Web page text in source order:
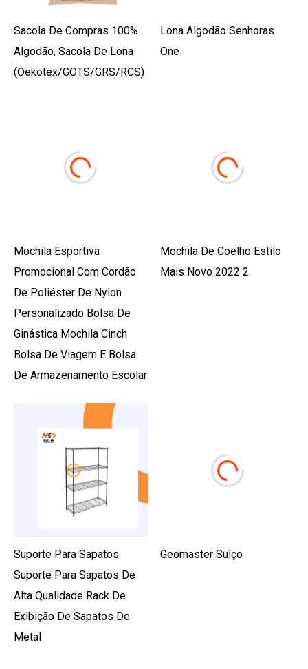
Sacola De Compras 100%
Algodão, Sacola De Lona
(oekotex/GOTS/GRS/RCS)
Lona Algodão Senhoras
One
Mochila Esportiva
Promocional Com Cordão
De Poliéster De Nylon
Personalizado Bolsa De
Ginástica Mochila Cinch
Bolsa De Viagem E Bolsa
De Armazenamento Escolar
Mochila De Coelho Estilo
Mais Novo 2022 2
Suporte Para Sapatos
Suporte Para Sapatos De
Alta Qualidade Rack De
Exibição De Sapatos De
Metal
Geomaster Suíço